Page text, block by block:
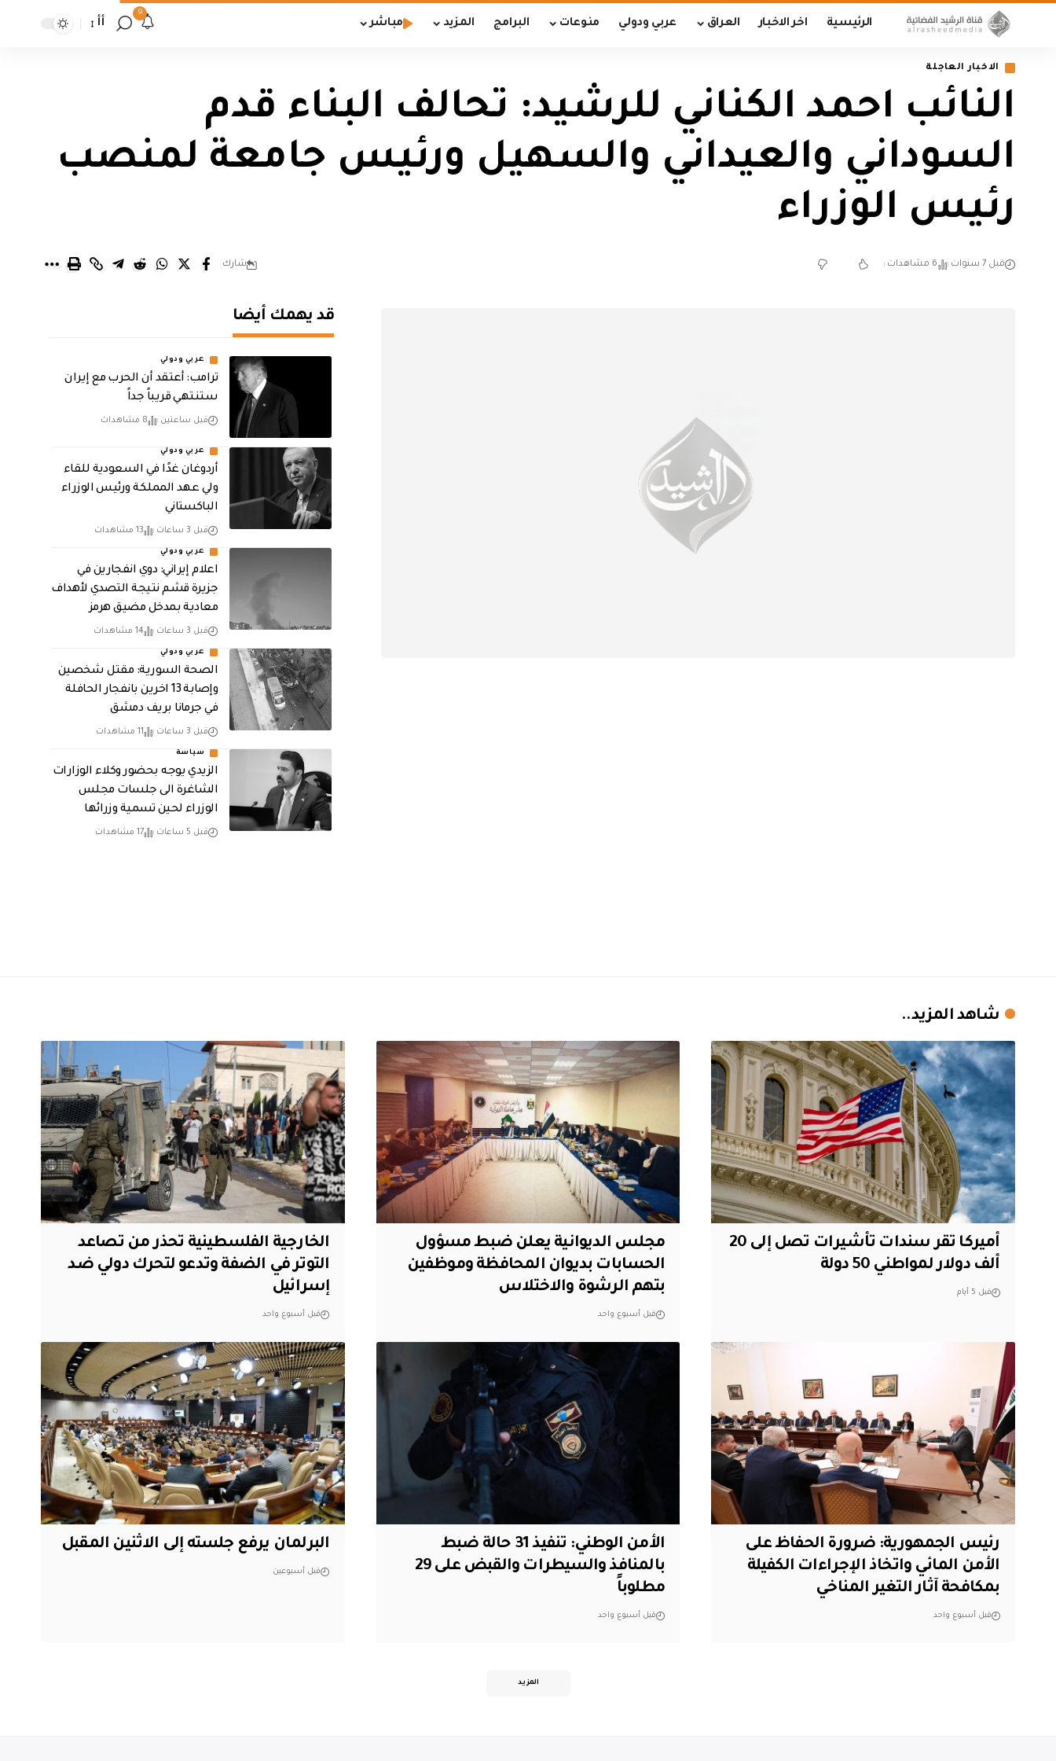
الرئيسية اخر الاخبار العراق عربي ودولي منوعات البرامج المزيد مباشر
9
أأ
الاخبار العاجلة
النائب احمد الكناني للرشيد: تحالف البناء قدم
السوداني والعيداني والسهيل ورئيس جامعة لمنصب
رئيس الوزراء
قبل 7 سنوات 6 مشاهدات شارك
قد يهمك أيضا
عربي ودولي
‏ترامب: أعتقد أن الحرب مع إيران
ستنتهي قريباً جداً
قبل ساعتين 8 مشاهدات
عربي ودولي
أردوغان غدًا في السعودية للقاء
ولي عهد المملكة ورئيس الوزراء
الباكستاني
قبل 3 ساعات 13 مشاهدات
عربي ودولي
اعلام إيراني: دوي انفجارين في
جزيرة قشم نتيجة التصدي لأهداف
معادية بمدخل مضيق هرمز
قبل 3 ساعات 14 مشاهدات
عربي ودولي
الصحة السورية: مقتل شخصين
وإصابة 13 اخرين بانفجار الحافلة
في جرمانا بريف دمشق
قبل 3 ساعات 11 مشاهدات
سياسة
الزيدي يوجه بحضور وكلاء الوزارات
الشاغرة الى جلسات مجلس
الوزراء لحين تسمية وزرائها
قبل 5 ساعات 17 مشاهدات
شاهد المزيد..
أميركا تقر سندات تأشيرات تصل إلى 20
ألف دولار لمواطني 50 دولة
قبل 5 أيام
مجلس الديوانية يعلن ضبط مسؤول
الحسابات بديوان المحافظة وموظفين
بتهم الرشوة والاختلاس
قبل أسبوع واحد
الخارجية الفلسطينية تحذر من تصاعد
التوتر في الضفة وتدعو لتحرك دولي ضد
إسرائيل
قبل أسبوع واحد
رئيس الجمهورية: ضرورة الحفاظ على
الأمن المائي واتخاذ الإجراءات الكفيلة
بمكافحة آثار التغير المناخي
قبل أسبوع واحد
الأمن الوطني: تنفيذ 31 حالة ضبط
بالمنافذ والسيطرات والقبض على 29
مطلوباً
قبل أسبوع واحد
البرلمان يرفع جلسته إلى الاثنين المقبل
قبل أسبوعين
المزيد